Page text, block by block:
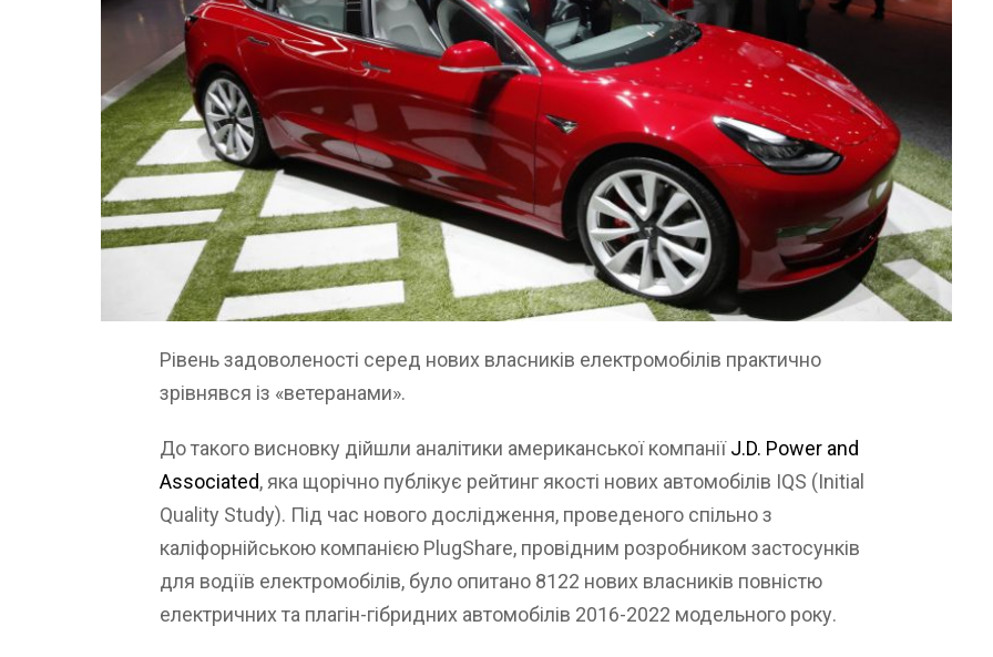
Рівень задоволеності серед нових власників електромобілів практично
зрівнявся із «ветеранами».
До такого висновку дійшли аналітики американської компаніїJ.D. Power and
Associated, яка щорічно публікує рейтинг якості нових автомобілів IQS (Initial
Quality Study). Під час нового дослідження, проведеного спільно з
каліфорнійською компанією PlugShare, провідним розробником застосунків
для водіїв електромобілів, було опитано 8122 нових власників повністю
електричних та плагін-гібридних автомобілів 2016-2022 модельного року.